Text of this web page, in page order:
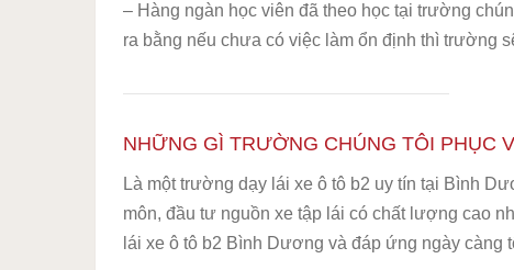
– Hàng ngàn học viên đã theo học tại trường
ra bằng nếu chưa có việc làm ổn định thì trường
NHỮNG GÌ TRƯỜNG CHÚNG TÔI PHỤC
Là một trường dạy lái xe ô tô b2 uy tín tại Bình
môn, đầu tư nguồn xe tập lái có chất lượng cao
lái xe ô tô b2 Bình Dương và đáp ứng ngày càng